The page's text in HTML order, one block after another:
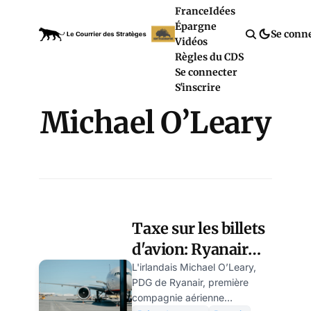
FranceIdées
Épargne
Vidéos
Règles du CDS
Se connecter
S'inscrire
Se
Michael O’Leary
Taxe sur les billets
d'avion: Ryanair
tacle la France
L'irlandais Michael O’Leary,
PDG de Ryanair, première
compagnie aérienne